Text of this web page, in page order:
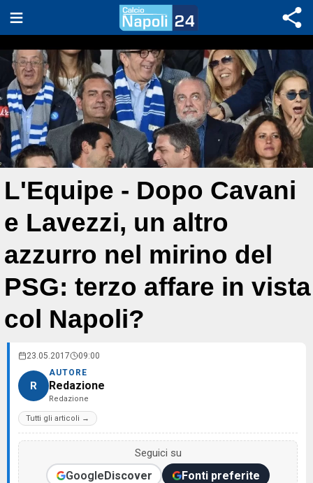
L'Equipe - Dopo Cavani
e Lavezzi, un altro
azzurro nel mirino del
PSG: terzo affare in vista
col Napoli?
23.05.2017 09:00
R
AUTORE
Redazione
Redazione
Tutti gli articoli →
Seguici su
GoogleDiscover Fonti preferite